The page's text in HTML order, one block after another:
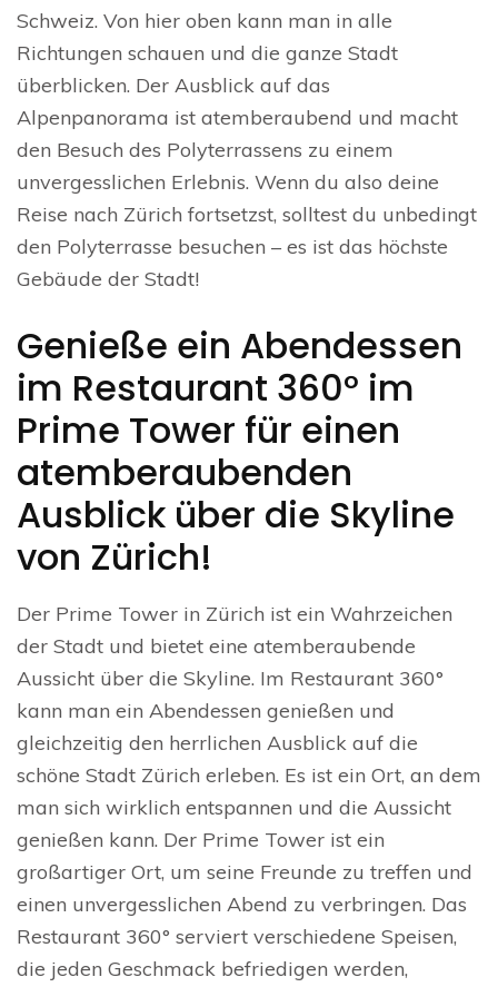
Schweiz. Von hier oben kann man in alle
Richtungen schauen und die ganze Stadt
überblicken. Der Ausblick auf das
Alpenpanorama ist atemberaubend und macht
den Besuch des Polyterrassens zu einem
unvergesslichen Erlebnis. Wenn du also deine
Reise nach Zürich fortsetzst, solltest du unbedingt
den Polyterrasse besuchen – es ist das höchste
Gebäude der Stadt!
Genieße ein Abendessen
im Restaurant 360° im
Prime Tower für einen
atemberaubenden
Ausblick über die Skyline
von Zürich!
Der Prime Tower in Zürich ist ein Wahrzeichen
der Stadt und bietet eine atemberaubende
Aussicht über die Skyline. Im Restaurant 360°
kann man ein Abendessen genießen und
gleichzeitig den herrlichen Ausblick auf die
schöne Stadt Zürich erleben. Es ist ein Ort, an dem
man sich wirklich entspannen und die Aussicht
genießen kann. Der Prime Tower ist ein
großartiger Ort, um seine Freunde zu treffen und
einen unvergesslichen Abend zu verbringen. Das
Restaurant 360° serviert verschiedene Speisen,
die jeden Geschmack befriedigen werden,